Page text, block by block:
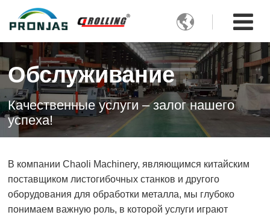

Обслуживание
Качественные услуги – залог нашего
успеха!
В компании Chaoli Machinery, являющимся китайским
поставщиком листогибочных станков и другого
оборудования для обработки металла, мы глубоко
понимаем важную роль, в которой услуги играют